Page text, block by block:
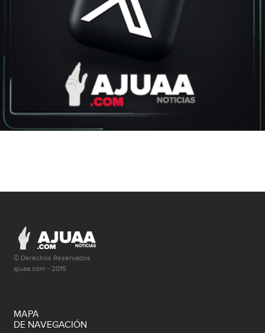
© Derechos Reservados
ajuaa.com - 2015
MAPA
DE NAVEGACIÓN